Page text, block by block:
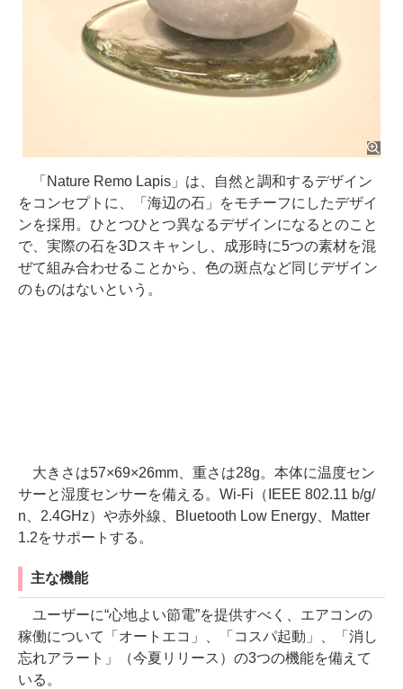
「Nature Remo Lapis」は、自然と調和するデザイン
をコンセプトに、「海辺の石」をモチーフにしたデザイ
ンを採用。ひとつひとつ異なるデザインになるとのこと
で、実際の石を3Dスキャンし、成形時に5つの素材を混
ぜて組み合わせることから、色の斑点など同じデザイン
のものはないという。
大きさは57×69×26mm、重さは28g。本体に温度セン
サーと湿度センサーを備える。Wi-Fi（IEEE 802.11 b/g/
n、2.4GHz）や赤外線、Bluetooth Low Energy、Matter
1.2をサポートする。
主な機能
ユーザーに“心地よい節電”を提供すべく、エアコンの
稼働について「オートエコ」、「コスパ起動」、「消し
忘れアラート」（今夏リリース）の3つの機能を備えて
いる。